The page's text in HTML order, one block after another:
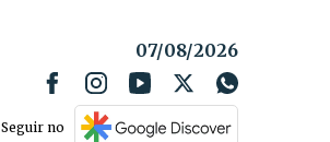
07/08/2026
Seguir no